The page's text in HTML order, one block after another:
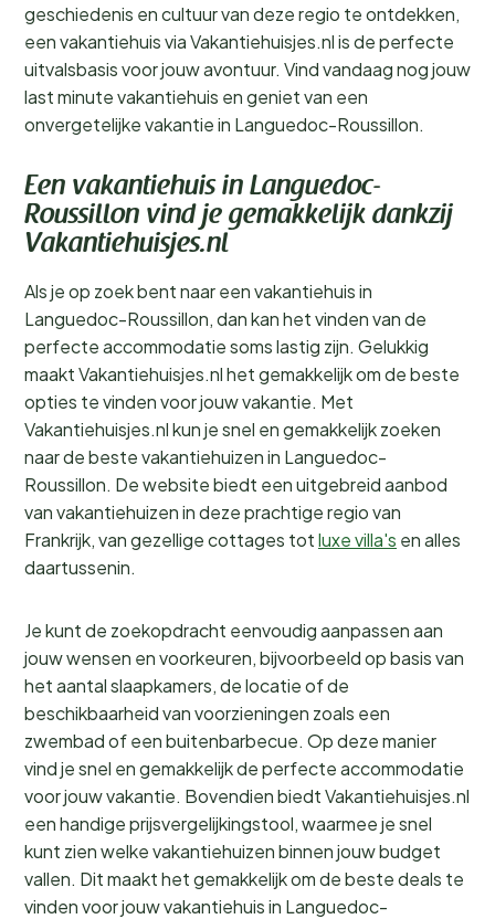
geschiedenis en cultuur van deze regio te ontdekken,
een vakantiehuis via Vakantiehuisjes.nl is de perfecte
uitvalsbasis voor jouw avontuur. Vind vandaag nog jouw
last minute vakantiehuis en geniet van een
onvergetelijke vakantie in Languedoc-Roussillon.
Een vakantiehuis in Languedoc-
Roussillon vind je gemakkelijk dankzij
Vakantiehuisjes.nl
Als je op zoek bent naar een vakantiehuis in
Languedoc-Roussillon, dan kan het vinden van de
perfecte accommodatie soms lastig zijn. Gelukkig
maakt Vakantiehuisjes.nl het gemakkelijk om de beste
opties te vinden voor jouw vakantie. Met
Vakantiehuisjes.nl kun je snel en gemakkelijk zoeken
naar de beste vakantiehuizen in Languedoc-
Roussillon. De website biedt een uitgebreid aanbod
van vakantiehuizen in deze prachtige regio van
Frankrijk, van gezellige cottages totluxe villa's en alles
daartussenin.
Je kunt de zoekopdracht eenvoudig aanpassen aan
jouw wensen en voorkeuren, bijvoorbeeld op basis van
het aantal slaapkamers, de locatie of de
beschikbaarheid van voorzieningen zoals een
zwembad of een buitenbarbecue. Op deze manier
vind je snel en gemakkelijk de perfecte accommodatie
voor jouw vakantie. Bovendien biedt Vakantiehuisjes.nl
een handige prijsvergelijkingstool, waarmee je snel
kunt zien welke vakantiehuizen binnen jouw budget
vallen. Dit maakt het gemakkelijk om de beste deals te
vinden voor jouw vakantiehuis in Languedoc-